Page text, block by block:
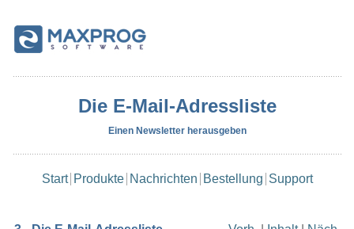
Die E-Mail-Adressliste
Einen Newsletter herausgeben
Start Produkte Nachrichten Bestellung Support